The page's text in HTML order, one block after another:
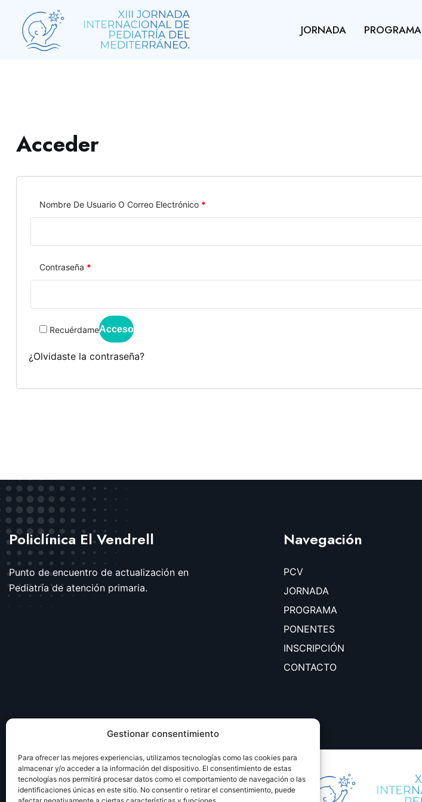
Gestionar consentimiento
Para ofrecer las mejores experiencias, utilizamos tecnologías como las cookies para
almacenar y/o acceder a la información del dispositivo. El consentimiento de estas
tecnologías nos permitirá procesar datos como el comportamiento de navegación o las
identificaciones únicas en este sitio. No consentir o retirar el consentimiento, puede
JORNADA PROGRAMA
Acceder
Nombre De Usuario O Correo Electrónico *
Contraseña *
RecuérdameAcceso
¿Olvidaste la contraseña?
Policlínica El Vendrell
Punto de encuentro de actualización en
Pediatría de atención primaria.
Navegación
PCV
JORNADA
PROGRAMA
PONENTES
INSCRIPCIÓN
CONTACTO